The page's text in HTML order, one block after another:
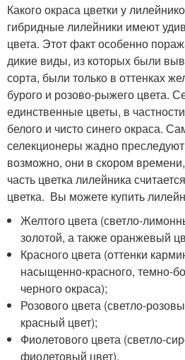
Какого окраса цветки у
гибридные лилейники имеют
цвета. Этот факт особенно
дикие виды, из которых были
сорта, были только в оттенках
бурого и розово-рыжего цвета.
единственные цветы, в
белого и чисто синего окраса.
селекционеры жадно
возможно, они в скором
часть цветка лилейника
цветка. Вы можете купить
Желтого цвета (светло-
золотой, а также оранжевый
Красного цвета (оттенки
насыщенно-красного, темно-
черного окраса);
Розового цвета (светло-
красный цвет);
Фиолетового цвета (светло-
фиолетовый цвет).